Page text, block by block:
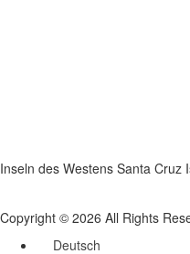
Inseln des Westens Santa Cruz
Copyright © 2026 All Rights
Deutsch